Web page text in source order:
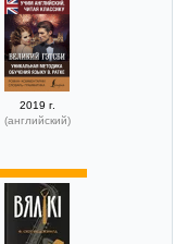
2019 г.
(английский)